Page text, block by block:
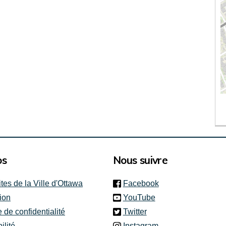
de la Ville d'Ottawa
de confidentialité
Nous suivre
Facebook(link is external)
YouTube
Twitter(link is external)